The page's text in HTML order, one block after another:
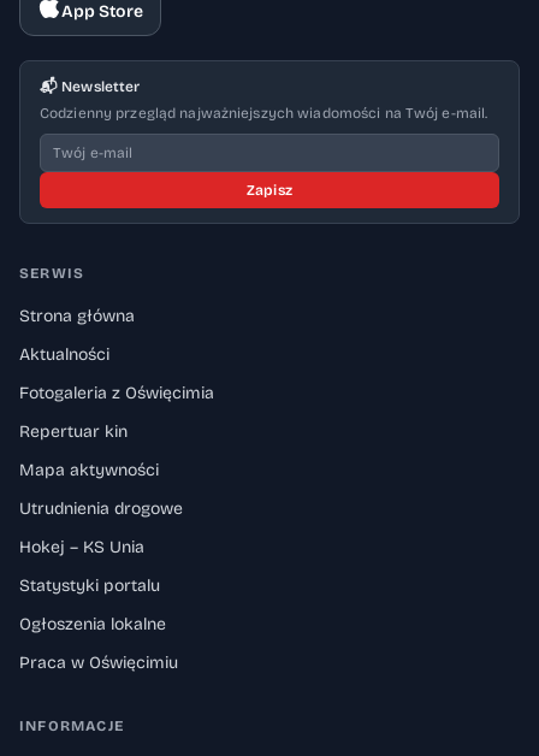
App Store
📬 Newsletter
Codzienny przegląd najważniejszych wiadomości na Twój e-mail.
Zapisz
SERWIS
Strona główna
Aktualności
Fotogaleria z Oświęcimia
Repertuar kin
Mapa aktywności
Utrudnienia drogowe
Hokej – KS Unia
Statystyki portalu
Ogłoszenia lokalne
Praca w Oświęcimiu
INFORMACJE